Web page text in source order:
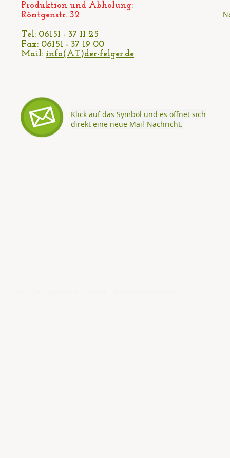
Produktion und Abholung:
Röntgenstr. 32
Tel: 06151 - 37 11 25
Fax: 06151 - 37 19 00
Mail: info(AT)der-felger.de
Klick auf das Symbol und es öffnet sich
direkt eine neue Mail-Nachricht.